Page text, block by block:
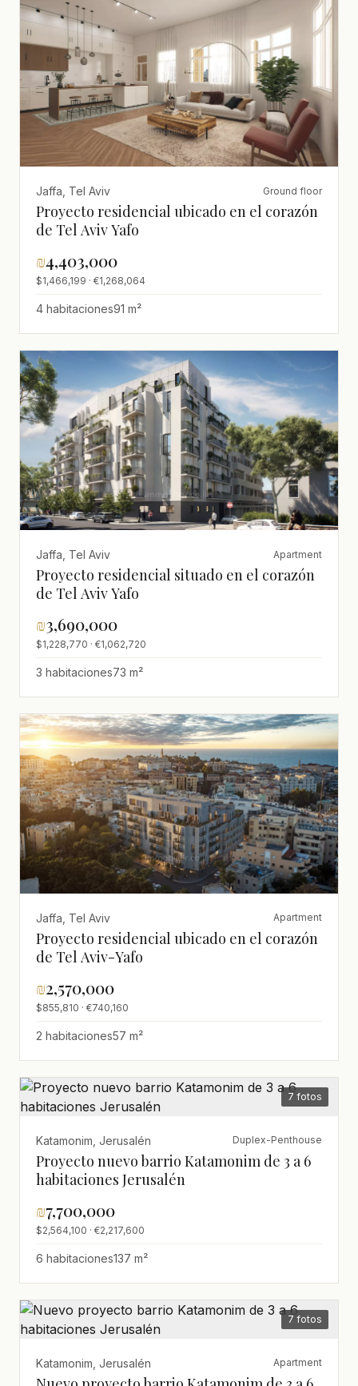
Jaffa, Tel Aviv Ground floor
Proyecto residencial ubicado en el corazón
de Tel Aviv Yafo
₪4,403,000
$1,466,199 · €1,268,064
4 habitaciones91 m²
Jaffa, Tel Aviv Apartment
Proyecto residencial situado en el corazón
de Tel Aviv Yafo
₪3,690,000
$1,228,770 · €1,062,720
3 habitaciones73 m²
Jaffa, Tel Aviv Apartment
Proyecto residencial ubicado en el corazón
de Tel Aviv-Yafo
₪2,570,000
$855,810 · €740,160
2 habitaciones57 m²
7 fotos
Katamonim, Jerusalén Duplex-Penthouse
Proyecto nuevo barrio Katamonim de 3 a 6
habitaciones Jerusalén
₪7,700,000
$2,564,100 · €2,217,600
6 habitaciones137 m²
7 fotos
Katamonim, Jerusalén Apartment